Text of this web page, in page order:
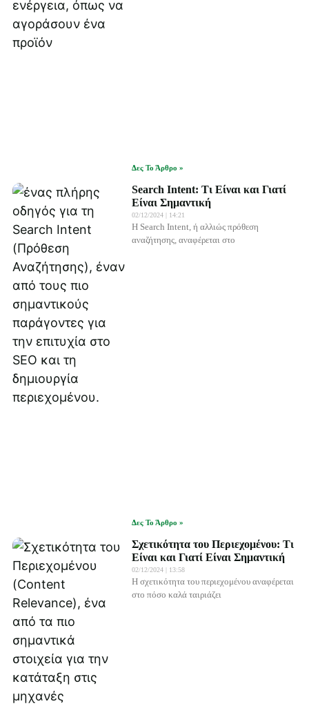
Δες Το Άρθρο »
Search Intent: Τι Είναι και Γιατί
Είναι Σημαντική
02/12/2024 14:21
Η Search Intent, ή αλλιώς πρόθεση
αναζήτησης, αναφέρεται στο
Δες Το Άρθρο »
Σχετικότητα του Περιεχομένου: Τι
Είναι και Γιατί Είναι Σημαντική
02/12/2024 13:58
Η σχετικότητα του περιεχομένου αναφέρεται
στο πόσο καλά ταιριάζει